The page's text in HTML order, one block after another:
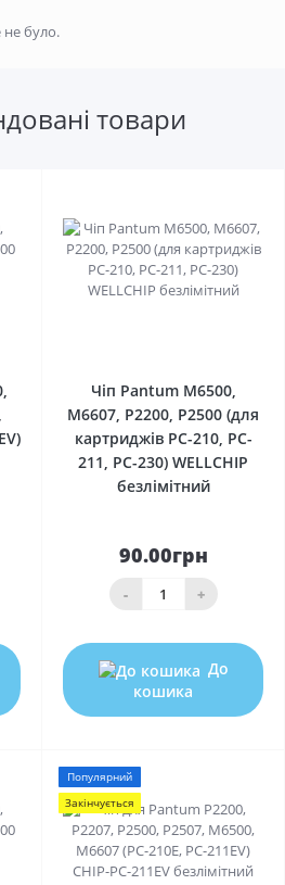
не було.
товари
Чіп Pantum M6500,
M6607, P2200, P2500 (для
картриджів PC-210, PC-
211, PC-230) WELLCHIP
безлімітний
90.00грн
- +
До
кошика
Популярний
Закінчується